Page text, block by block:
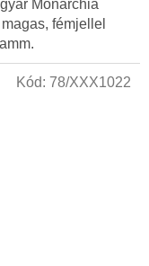
Monarchia
fémjellel
Kód: 78/XXX1022